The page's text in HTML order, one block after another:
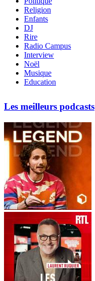
Religion
Enfants
DJ
Rire
Radio Campus
Interview
Noël
Musique
Education
Les meilleurs podcasts